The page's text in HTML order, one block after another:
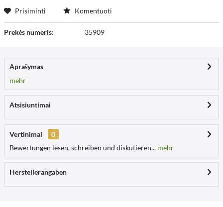
Prisiminti Komentuoti
Prekės numeris: 35909
Aprašymas
mehr
Atsisiuntimai
Vertinimai
0
Bewertungen lesen, schreiben und diskutieren... mehr
Herstellerangaben